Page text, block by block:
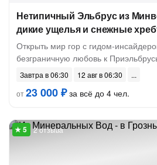
Нетипичный Эльбрус из
дикие ущелья и снежные
Открыть мир гор с гидом-
безграничную любовь к
Завтра в 06:30
12 авг в 06:30
от23 000 ₽за всё до 4 чел.
2 отзыва